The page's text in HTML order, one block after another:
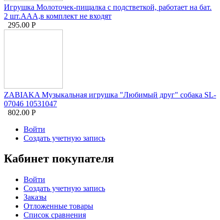
Игрушка Молоточек-пищалка с подстветкой, работает на бат.
2 шт.ААА,в комплект не входят
295.00 Р
ZABIAKA Музыкальная игрушка "Любимый друг" собака SL-
07046 10531047
802.00 Р
Войти
Создать учетную запись
Кабинет покупателя
Войти
Создать учетную запись
Заказы
Отложенные товары
Список сравнения